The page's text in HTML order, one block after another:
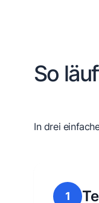
So
In drei
1